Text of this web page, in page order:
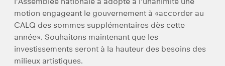
motion engageant le gouvernement à «accorder au
CALQ des sommes supplémentaires dès cette
année». Souhaitons maintenant que les
investissements seront à la hauteur des besoins des
milieux artistiques.